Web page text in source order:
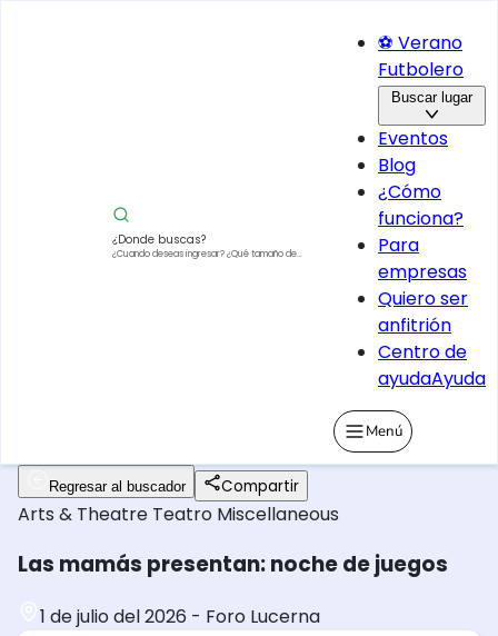
¿Donde buscas?
¿Cuando deseas ingresar?¿Qué tamaño de
⚽ Verano
Futbolero
Buscar lugar
Eventos
Blog
¿Cómo
funciona?
Para
empresas
Quiero ser
anfitrión
Centro de
ayudaAyuda
Menú
Regresar al buscador Compartir
Arts & Theatre Teatro Miscellaneous
Las mamás presentan: noche de juegos
1 de julio del 2026 - Foro Lucerna